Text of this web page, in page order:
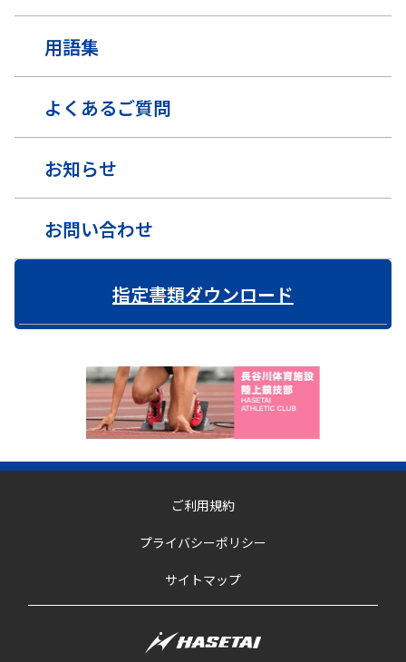
用語集
よくあるご質問
お知らせ
お問い合わせ
指定書類ダウンロード
ご利用規約
プライバシーポリシー
サイトマップ